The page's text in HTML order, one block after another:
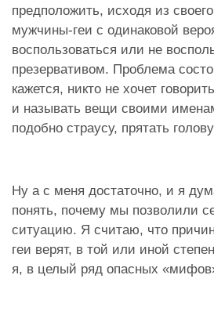
предположить, исходя из
мужчины-геи с одинаковой
воспользоваться или не
презервативом. Проблема
кажется, никто не хочет
и называть вещи своими
подобно страусу, прятать
Ну а с меня достаточно, и я
понять, почему мы позволили
ситуацию. Я считаю, что
геи верят, в той или иной
я, в целый ряд опасных